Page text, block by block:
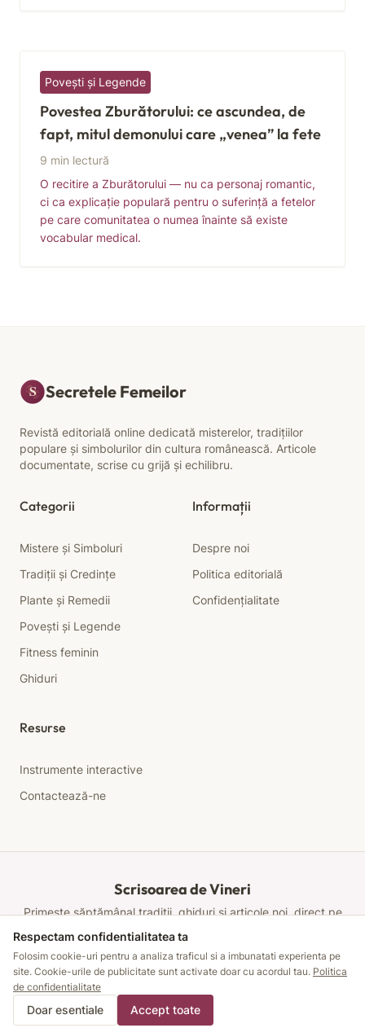
Povești și Legende
Povestea Zburătorului: ce ascundea, de
fapt, mitul demonului care „venea” la fete
9 min lectură
O recitire a Zburătorului — nu ca personaj romantic,
ci ca explicație populară pentru o suferință a fetelor
pe care comunitatea o numea înainte să existe
vocabular medical.
Secretele Femeilor
Revistă editorială online dedicată misterelor, tradițiilor
populare și simbolurilor din cultura românească. Articole
documentate, scrise cu grijă și echilibru.
Categorii
Mistere și Simboluri
Tradiții și Credințe
Plante și Remedii
Povești și Legende
Fitness feminin
Ghiduri
Informații
Despre noi
Politica editorială
Confidențialitate
Resurse
Instrumente interactive
Contactează-ne
Scrisoarea de Vineri
Primește săptămânal tradiții, ghiduri și articole noi, direct pe
Disponibil în curând
© Secretele Femeilor 2026.
Toate drepturile rezervate.
Respectam confidentialitatea ta
Folosim cookie-uri pentru a analiza traficul si a imbunatati experienta pe
site. Cookie-urile de publicitate sunt activate doar cu acordul tau. Politica
de confidentialitate
Doar esentiale Accept toate